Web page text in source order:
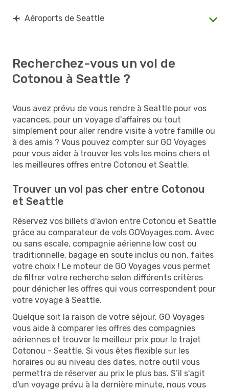
Aéroports de Seattle
Recherchez-vous un vol de
Cotonou à Seattle ?
Vous avez prévu de vous rendre à Seattle pour vos
vacances, pour un voyage d'affaires ou tout
simplement pour aller rendre visite à votre famille ou
à des amis ? Vous pouvez compter sur GO Voyages
pour vous aider à trouver les vols les moins chers et
les meilleures offres entre Cotonou et Seattle.
Trouver un vol pas cher entre Cotonou
et Seattle
Réservez vos billets d'avion entre Cotonou et Seattle
grâce au comparateur de vols GOVoyages.com. Avec
ou sans escale, compagnie aérienne low cost ou
traditionnelle, bagage en soute inclus ou non, faites
votre choix ! Le moteur de GO Voyages vous permet
de filtrer votre recherche selon différents critères
pour dénicher les offres qui vous correspondent pour
votre voyage à Seattle.
Quelque soit la raison de votre séjour, GO Voyages
vous aide à comparer les offres des compagnies
aériennes et trouver le meilleur prix pour le trajet
Cotonou - Seattle. Si vous êtes flexible sur les
horaires ou au niveau des dates, notre outil vous
permettra de réserver au prix le plus bas. S’il s'agit
d'un voyage prévu à la dernière minute, nous vous